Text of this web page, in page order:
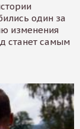
один за
изменения
станет самым